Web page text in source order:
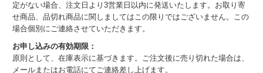
定がない場合、注文日より3営業日以内に発送いたします。お取り寄
せ商品、品切れ商品に関しましてはこの限りではございません。この
場合個別にご連絡させていただきます。
お申し込みの有効期限：
原則として、在庫表示に基づきます。ご注文後に売り切れた場合は、
メールまたはお電話にてご連絡差し上げます。